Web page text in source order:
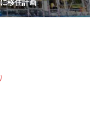
移住計画